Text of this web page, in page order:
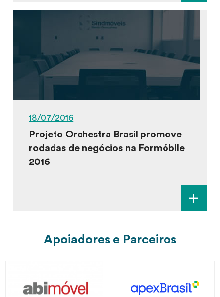
18/07/2016
Projeto Orchestra Brasil promove
rodadas de negócios na Formóbile
2016
+
Apoiadores e Parceiros